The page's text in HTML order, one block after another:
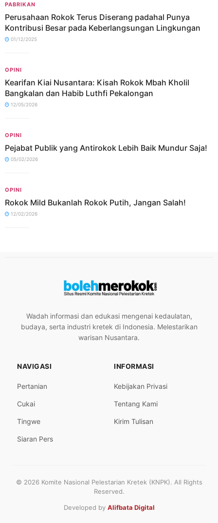
PABRIKAN
Perusahaan Rokok Terus Diserang padahal Punya
Kontribusi Besar pada Keberlangsungan Lingkungan
01/12/2025
OPINI
Kearifan Kiai Nusantara: Kisah Rokok Mbah Kholil
Bangkalan dan Habib Luthfi Pekalongan
12/05/2026
OPINI
Pejabat Publik yang Antirokok Lebih Baik Mundur Saja!
05/02/2026
OPINI
Rokok Mild Bukanlah Rokok Putih, Jangan Salah!
12/02/2026
Wadah informasi dan edukasi mengenai kedaulatan,
budaya, serta industri kretek di Indonesia. Melestarikan
warisan Nusantara.
NAVIGASI
Pertanian
Cukai
Tingwe
Siaran Pers
INFORMASI
Kebijakan Privasi
Tentang Kami
Kirim Tulisan
© 2026 Komite Nasional Pelestarian Kretek (KNPK). All Rights
Reserved.
Developed by Alifbata Digital